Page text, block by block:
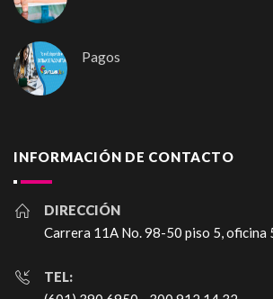
Pagos
INFORMACIÓN DE CONTACTO
DIRECCIÓN
Carrera 11A No. 98-50 piso 5, oficina
TEL: